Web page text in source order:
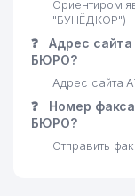
27 BRIZ-
Ориентиром
"БУНЁДКОР")
❓
Адрес сайта
БЮРО?
Адрес сайта
❓
Номер
БЮРО?
Отправить